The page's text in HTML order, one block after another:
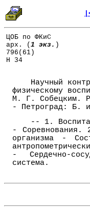
ЦОБ по ФКиС
арх. ( 1 экз. )
796(61)
Н 34
Научный
физическому
М. Г. Собецким.
- Петроград:
-- 1.
- Соревнования.
организма -
- Сердечно-
система.